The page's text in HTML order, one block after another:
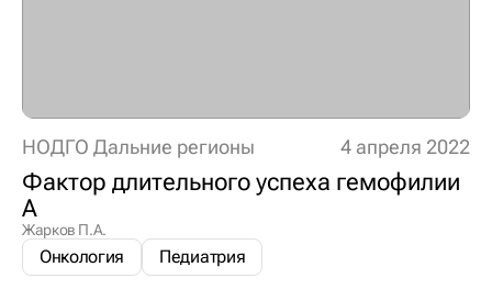
НОДГО Дальние регионы 4 апреля 2022
Фактор длительного успеха гемофилии
А
Жарков П.А.
Онкология Педиатрия